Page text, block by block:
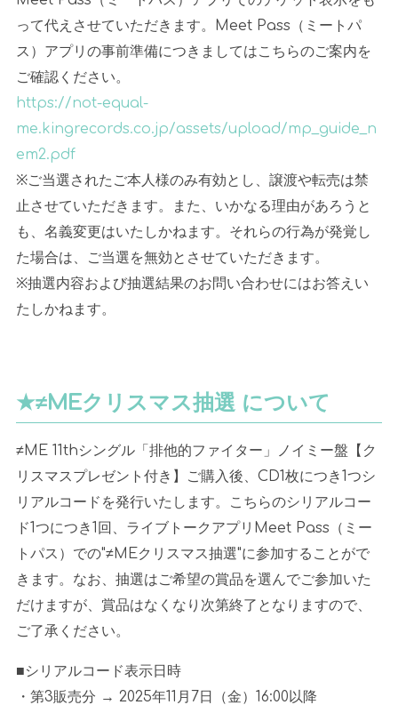
って代えさせていただきます。Meet Pass（ミートパ
ス）アプリの事前準備につきましてはこちらのご案内を
ご確認ください。
https://not-equal-
me.kingrecords.co.jp/assets/upload/mp_guide_n
em2.pdf
※ご当選されたご本人様のみ有効とし、譲渡や転売は禁
止させていただきます。また、いかなる理由があろうと
も、名義変更はいたしかねます。それらの行為が発覚し
た場合は、ご当選を無効とさせていただきます。
※抽選内容および抽選結果のお問い合わせにはお答えい
たしかねます。
★≠MEクリスマス抽選 について
≠ME 11thシングル「排他的ファイター」ノイミー盤【ク
リスマスプレゼント付き】ご購入後、CD1枚につき1つシ
リアルコードを発行いたします。こちらのシリアルコー
ド1つにつき1回、ライブトークアプリMeet Pass（ミー
トパス）での"≠MEクリスマス抽選"に参加することがで
きます。なお、抽選はご希望の賞品を選んでご参加いた
だけますが、賞品はなくなり次第終了となりますので、
ご了承ください。
■シリアルコード表示日時
・第3販売分 → 2025年11月7日（金）16:00以降